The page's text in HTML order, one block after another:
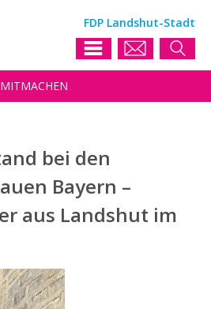
FDP Landshut-Stadt
MITMACHEN
bei den
Bayern –
aus Landshut im